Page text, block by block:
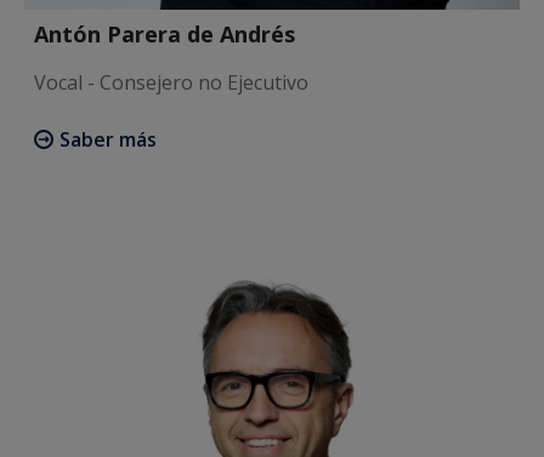
Antón Parera de Andrés
Vocal - Consejero no Ejecutivo
Saber más